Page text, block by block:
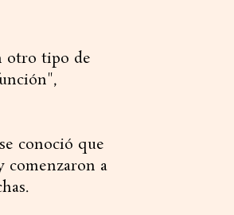
otro tipo de
conoció que
comenzaron a